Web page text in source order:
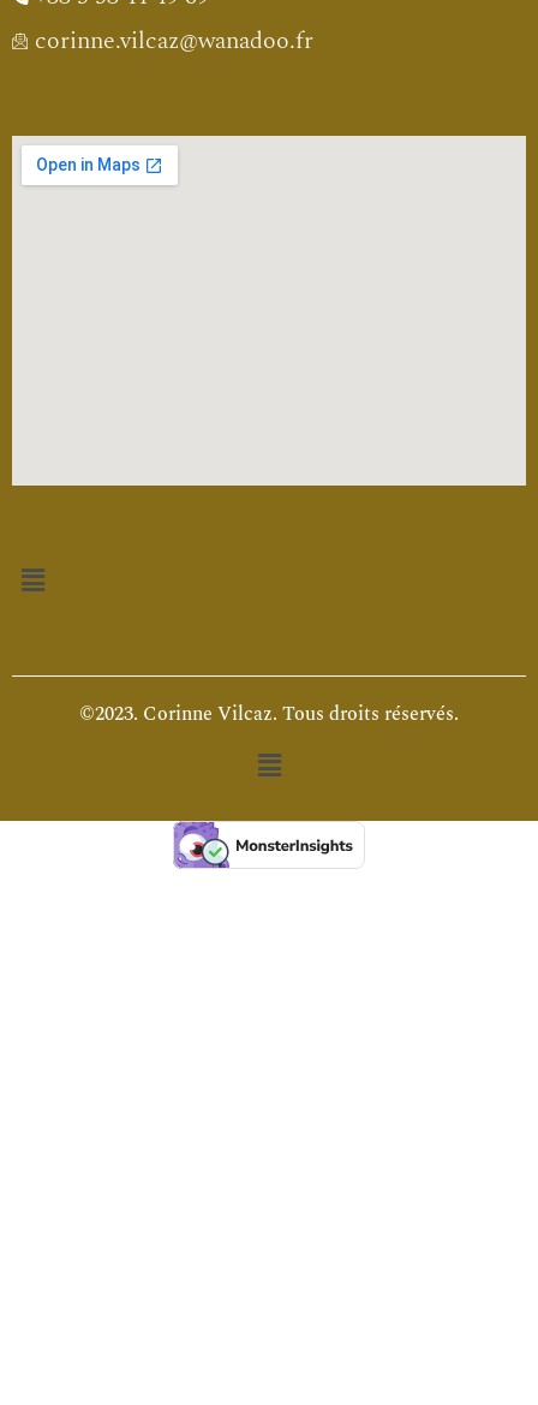
corinne.vilcaz@wanadoo.fr
Menu
©2023. Corinne Vilcaz. Tous droits réservés.
Menu